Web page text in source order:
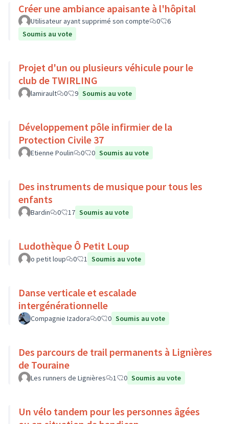
Créer une ambiance apaisante à l'hôpital
Utilisateur ayant supprimé son compte 0
6
Soumis au vote
Projet d'un ou plusieurs véhicule pour le
club de TWIRLING
lamirault 0 9 Soumis au vote
Développement pôle infirmier de la
Protection Civile 37
Etienne Poulin 0 0 Soumis au vote
Des instruments de musique pour tous les
enfants
Bardin 0 17 Soumis au vote
Ludothèque Ô Petit Loup
o petit loup 0 1 Soumis au vote
Danse verticale et escalade
intergénérationnelle
Compagnie Izadora 0 0 Soumis au vote
Des parcours de trail permanents à Lignières
de Touraine
Les runners de Lignières 1 0 Soumis au vote
Un vélo tandem pour les personnes âgées